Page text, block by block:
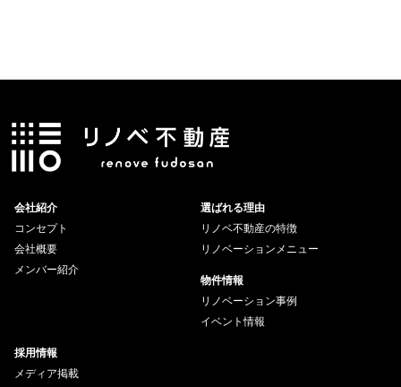
会社紹介
コンセプト
会社概要
メンバー紹介
選ばれる理由
リノベ不動産の特徴
リノベーションメニュー
物件情報
リノベーション事例
イベント情報
採用情報
メディア掲載